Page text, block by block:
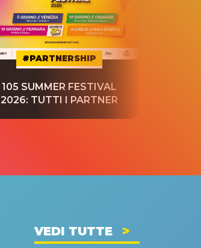
#PARTNERSHIP
105 SUMMER FESTIVAL
2026: TUTTI I PARTNER
VEDI TUTTE